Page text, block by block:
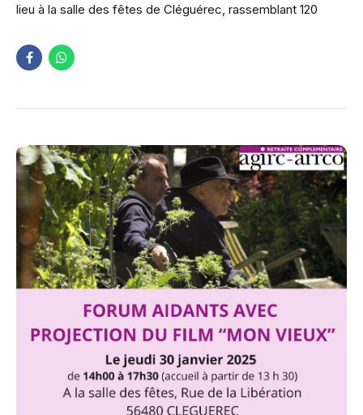
lieu à la salle des fêtes de Cléguérec, rassemblant 120